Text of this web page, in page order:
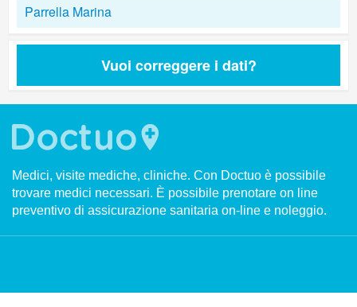
Parrella Marina
Vuoi correggere i dati?
Medici, visite mediche, cliniche. Con Doctuo è possibile
trovare medici necessari. È possibile prenotare on line
preventivo di assicurazione sanitaria on-line e noleggio.